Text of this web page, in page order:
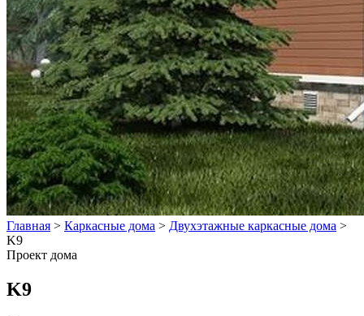
Главная > Каркасные дома > Двухэтажные каркасные дома >
K9
Проект дома
K9